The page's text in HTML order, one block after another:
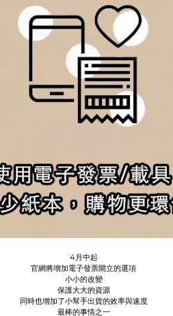
4月中起
官網將增加電子發票開立的選項
小小的改變
保護大大的資源
同時也增加了小幫手出貨的效率與速度
最棒的事情之一